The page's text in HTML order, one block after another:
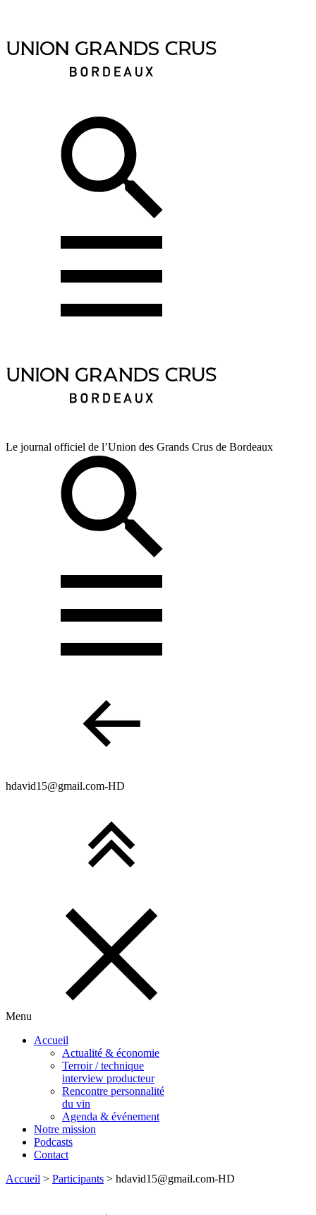
Le journal officiel de l’Union des Grands Crus de Bordeaux
hdavid15@gmail.com-HD
Menu
Accueil
Actualité & économie
Terroir / technique
interview producteur
Rencontre personnalité
du vin
Agenda & événement
Notre mission
Podcasts
Contact
Accueil > Participants > hdavid15@gmail.com-HD